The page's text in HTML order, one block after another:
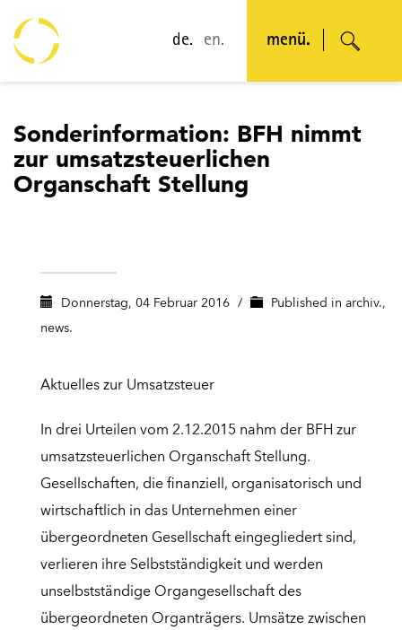
de. en. menü.
Sonderinformation: BFH nimmt
zur umsatzsteuerlichen
Organschaft Stellung
Donnerstag, 04 Februar 2016 / Published in archiv.,
news.
Aktuelles zur Umsatzsteuer
In drei Urteilen vom 2.12.2015 nahm der BFH zur
umsatzsteuerlichen Organschaft Stellung.
Gesellschaften, die finanziell, organisatorisch und
wirtschaftlich in das Unternehmen einer
übergeordneten Gesellschaft eingegliedert sind,
verlieren ihre Selbstständigkeit und werden
unselbstständige Organgesellschaft des
übergeordneten Organträgers. Umsätze zwischen